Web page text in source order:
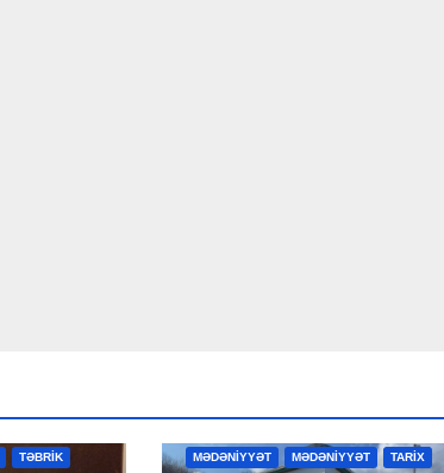
MƏDƏNİYYƏT
TƏBRİK MƏDƏNİYYƏT MƏDƏNİYYƏT TARİX